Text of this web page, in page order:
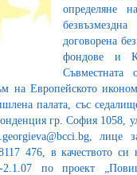
определяне
договорена
фондове и
Съвместната
на Европейското
палата, със
гр. София
лице
476, в качеството
по проект